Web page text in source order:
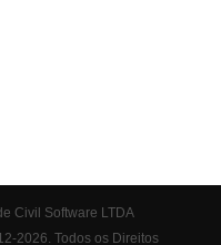
Civil Software LTDA
2026. Todos os Direitos